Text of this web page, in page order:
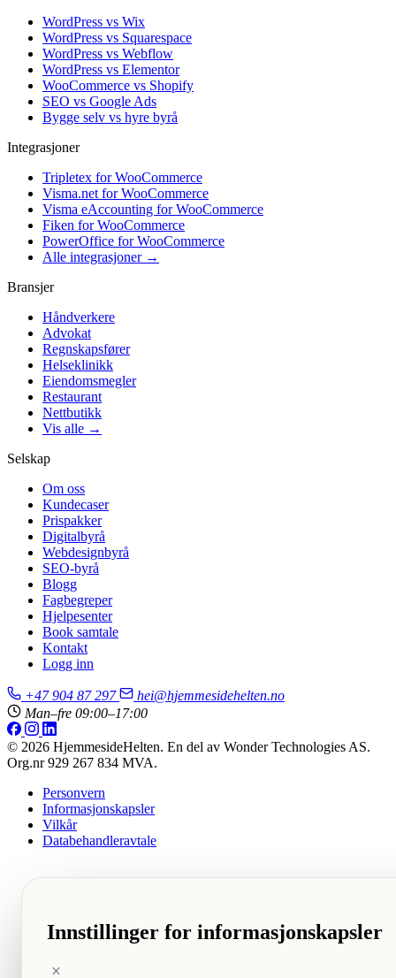
WordPress vs Wix
WordPress vs Squarespace
WordPress vs Webflow
WordPress vs Elementor
WooCommerce vs Shopify
SEO vs Google Ads
Bygge selv vs hyre byrå
Integrasjoner
Tripletex for WooCommerce
Visma.net for WooCommerce
Visma eAccounting for WooCommerce
Fiken for WooCommerce
PowerOffice for WooCommerce
Alle integrasjoner →
Bransjer
Håndverkere
Advokat
Regnskapsfører
Helseklinikk
Eiendomsmegler
Restaurant
Nettbutikk
Vis alle →
Selskap
Om oss
Kundecaser
Prispakker
Digitalbyrå
Webdesignbyrå
SEO-byrå
Blogg
Fagbegreper
Hjelpesenter
Book samtale
Kontakt
Logg inn
+47 904 87 297
hei@hjemmesidehelten.no
Man–fre 09:00–17:00
© 2026 HjemmesideHelten. En del av Wonder Technologies AS.
Org.nr 929 267 834 MVA.
Personvern
Informasjonskapsler
Vilkår
Databehandleravtale
Innstillinger for informasjonskapsler